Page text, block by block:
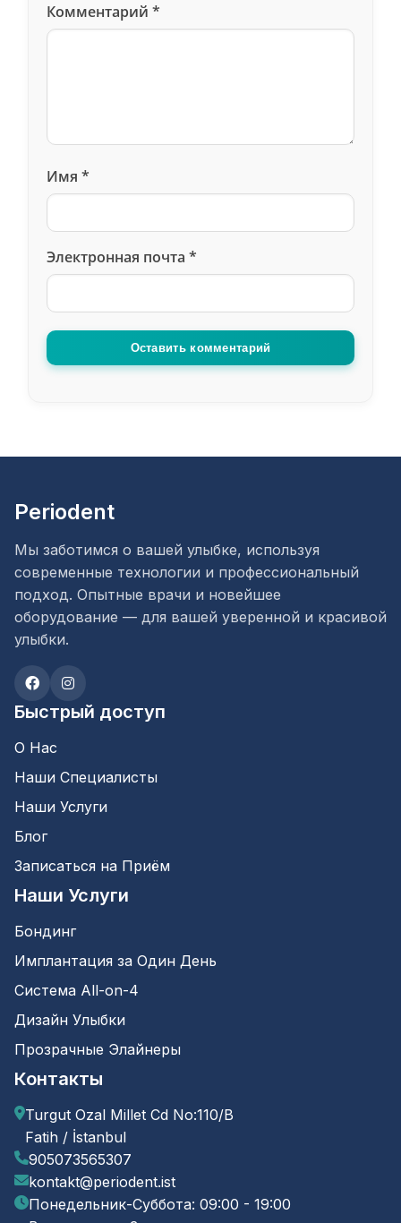
Комментарий *
Имя *
Электронная почта *
Оставить комментарий
Periodent
Мы заботимся о вашей улыбке, используя
современные технологии и профессиональный
подход. Опытные врачи и новейшее
оборудование — для вашей уверенной и красивой
улыбки.
Быстрый доступ
О Нас
Наши Специалисты
Наши Услуги
Блог
Записаться на Приём
Наши Услуги
Бондинг
Имплантация за Один День
Система All-on-4
Дизайн Улыбки
Прозрачные Элайнеры
Контакты
Turgut Ozal Millet Cd No:110/B
Fatih / İstanbul
905073565307
kontakt@periodent.ist
Понедельник-Суббота: 09:00 - 19:00